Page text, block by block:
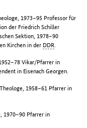
1973–95 Professor für
der Friedrich Schiller
Sektion, 1978–90
Kirchen in der DDR.
Vikar/Pfarrer in
in Eisenach Georgen.
1958–61 Pfarrer in
1970–90 Pfarrer in